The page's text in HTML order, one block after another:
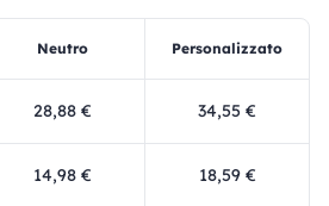
Neutro Personalizzato
28,88 € 34,55 €
14,98 € 18,59 €